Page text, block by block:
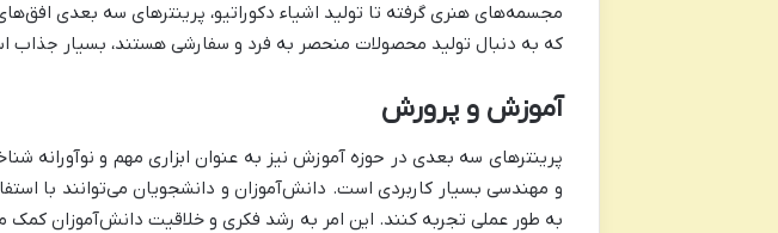
مجسمه‌های هنری گرفته تا تولید اشیاء دکوراتیو، پرینتر‌های سه بعدی
که به دنبال تولید محصولات منحصر به فرد و سفارشی هستند، بسیار جذاب
آموزش و پرورش
پرینتر‌های سه بعدی در حوزه آموزش نیز به عنوان ابزاری مهم و نوآورانه
و مهندسی بسیار کاربردی است. دانش‌آموزان و دانشجویان می‌توانند با
به طور عملی تجربه کنند. این امر به رشد فکری و خلاقیت دانش‌آموزان کمک